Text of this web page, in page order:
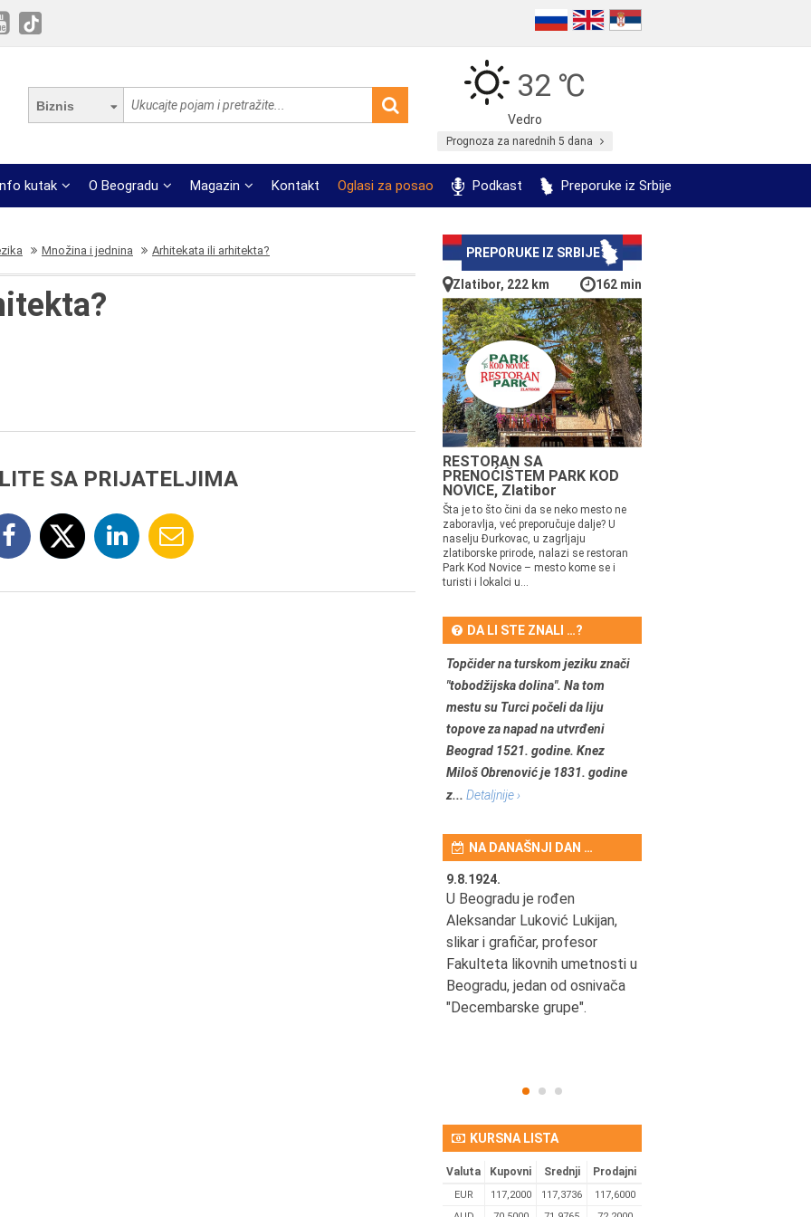
Biznis
32 ℃
Vedro
Prognoza za narednih 5 dana
kutak O Beogradu Magazin Kontakt Oglasi za posao Podkast Preporuke iz Srbije
Množina i jednina Arhitekata ili arhitekta?
SA PRIJATELJIMA
PREPORUKE IZ SRBIJE
Zlatibor, 222 km 162 min
RESTORAN SA
PRENOĆIŠTEM PARK KOD
NOVICE, Zlatibor
Šta je to što čini da se neko mesto ne
zaboravlja, već preporučuje dalje? U
naselju Đurkovac, u zagrljaju
zlatiborske prirode, nalazi se restoran
Park Kod Novice – mesto kome se i
turisti i lokalci u...
DA LI STE ZNALI …?
Topčider na turskom jeziku znači
"tobodžijska dolina". Na tom
mestu su Turci počeli da liju
topove za napad na utvrđeni
Beograd 1521. godine. Knez
Miloš Obrenović je 1831. godine
z... Detaljnije ›
NA DANAŠNJI DAN …
9.8.1924.
U Beogradu je rođen
Aleksandar Luković Lukijan,
slikar i grafičar, profesor
Fakulteta likovnih umetnosti u
Beogradu, jedan od osnivača
"Decembarske grupe".
KURSNA LISTA
Valuta Kupovni Srednji Prodajni
EUR 117,2000 117,3736
117,6000